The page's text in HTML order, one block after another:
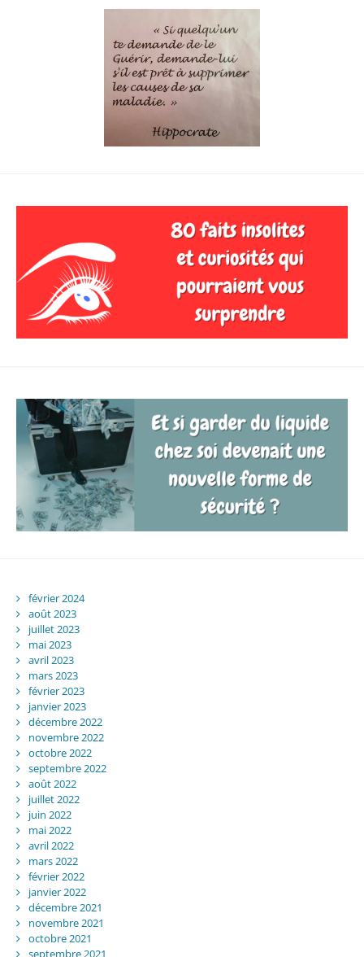
février 2024
août 2023
juillet 2023
mai 2023
avril 2023
mars 2023
février 2023
janvier 2023
décembre 2022
novembre 2022
octobre 2022
septembre 2022
août 2022
juillet 2022
juin 2022
mai 2022
avril 2022
mars 2022
février 2022
janvier 2022
décembre 2021
novembre 2021
octobre 2021
septembre 2021